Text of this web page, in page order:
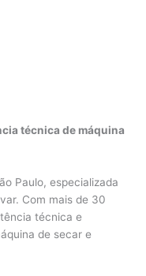
técnica de máquina
Paulo, especializada
Com mais de 30
técnica e
de secar e